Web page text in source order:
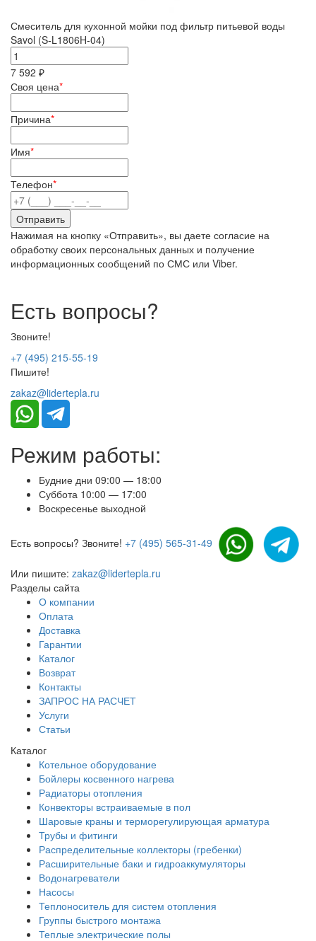
Смеситель для кухонной мойки под фильтр питьевой воды
Savol (S-L1806H-04)
7 592 ₽
Своя цена*
Причина*
Имя*
Телефон*
Нажимая на кнопку «Отправить», вы даете согласие на
обработку своих персональных данных и получение
информационных сообщений по СМС или Viber.
Есть вопросы?
Звоните!
+7 (495) 215-55-19
Пишите!
zakaz@lidertepla.ru
Режим работы:
Будние дни 09:00 — 18:00
Суббота 10:00 — 17:00
Воскресенье выходной
Есть вопросы? Звоните! +7 (495) 565-31-49
Или пишите: zakaz@lidertepla.ru
Разделы сайта
О компании
Оплата
Доставка
Гарантии
Каталог
Возврат
Контакты
ЗАПРОС НА РАСЧЕТ
Услуги
Статьи
Каталог
Котельное оборудование
Бойлеры косвенного нагрева
Радиаторы отопления
Конвекторы встраиваемые в пол
Шаровые краны и терморегулирующая арматура
Трубы и фитинги
Распределительные коллекторы (гребенки)
Расширительные баки и гидроаккумуляторы
Водонагреватели
Насосы
Теплоноситель для систем отопления
Группы быстрого монтажа
Теплые электрические полы